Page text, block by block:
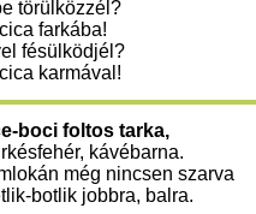
törülközzél?
farkába!
fésülködjél?
karmával!
boci foltos tarka,
kávébarna.
még nincsen szarva
botlik jobbra, balra.